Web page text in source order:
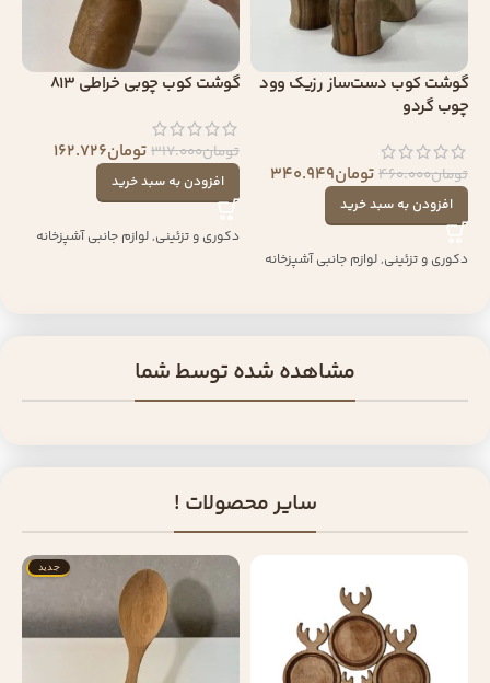
گوشت کوب دست‌ساز رزیک وود
چوب گردو
تومان460.000تومان340.949
افزودن به سبد خرید
دکوری و تزئینی,لوازم جانبی آشپزخانه
گوشت کوب چوبی خراطی 813
تومان317.000تومان162.726
افزودن به سبد خرید
دکوری و تزئینی,لوازم جانبی آشپزخانه
مشاهده شده توسط شما
سایر محصولات !
جدید